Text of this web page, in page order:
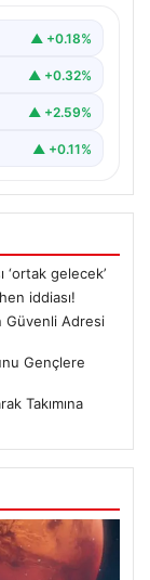
▲ +0.18%
▲ +0.32%
▲ +2.59%
▲ +0.11%
‘ortak gelecek’
iddiası!
Güvenli Adresi
Gençlere
Takımına